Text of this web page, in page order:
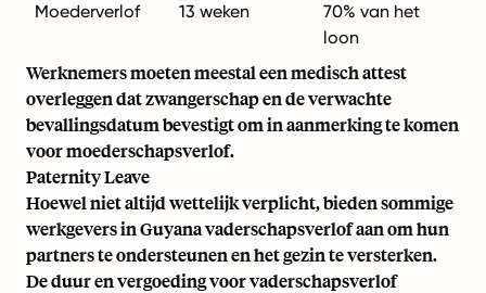
Moederverlof 13 weken
70% van het
loon
Werknemers moeten meestal een medisch attest
overleggen dat zwangerschap en de verwachte
bevallingsdatum bevestigt om in aanmerking te komen
voor moederschapsverlof.
Paternity Leave
Hoewel niet altijd wettelijk verplicht, bieden sommige
werkgevers in Guyana vaderschapsverlof aan om hun
partners te ondersteunen en het gezin te versterken.
De duur en vergoeding voor vaderschapsverlof